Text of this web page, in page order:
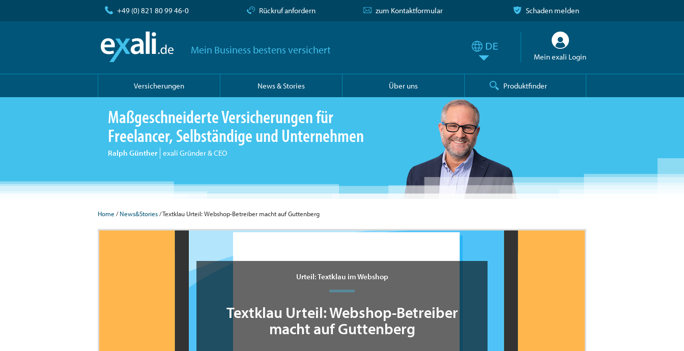
+49 (0) 821 80 99 46-0 Rückruf anfordern zum Kontaktformular Schaden melden
Mein Business bestens versichert
Mein exali Login
Versicherungen News & Stories Über uns Produktfinder
Maßgeschneiderte Versicherungen für
Freelancer, Selbständige und Unternehmen
Ralph Günther exali Gründer & CEO
Home /News&Stories/ Textklau Urteil: Webshop-Betreiber macht auf Guttenberg
Urteil: Textklau im Webshop
Textklau Urteil: Webshop-Betreiber
macht auf Guttenberg